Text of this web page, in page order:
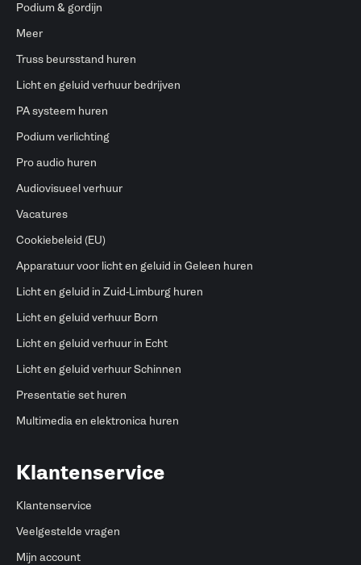
Podium & gordijn
Meer
Truss beursstand huren
Licht en geluid verhuur bedrijven
PA systeem huren
Podium verlichting
Pro audio huren
Audiovisueel verhuur
Vacatures
Cookiebeleid (EU)
Apparatuur voor licht en geluid in Geleen huren
Licht en geluid in Zuid-Limburg huren
Licht en geluid verhuur Born
Licht en geluid verhuur in Echt
Licht en geluid verhuur Schinnen
Presentatie set huren
Multimedia en elektronica huren
Klantenservice
Klantenservice
Veelgestelde vragen
Mijn account